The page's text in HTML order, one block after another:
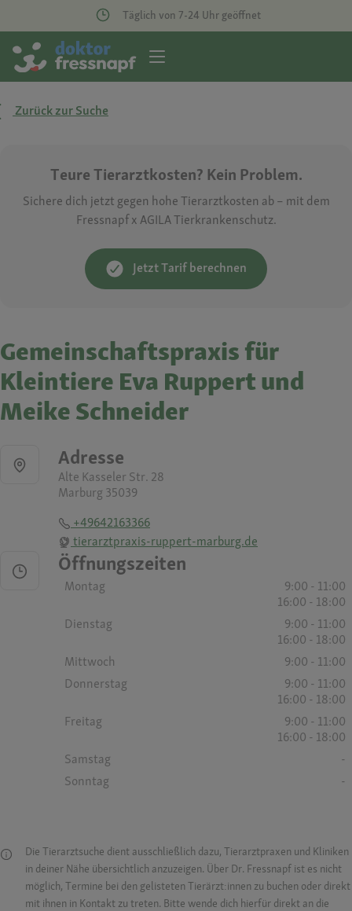
Täglich von 7-24 Uhr geöffnet
Zurück zur Suche
Teure Tierarztkosten? Kein Problem.
Sichere dich jetzt gegen hohe Tierarztkosten ab – mit dem
Fressnapf x AGILA Tierkrankenschutz.
Jetzt Tarif berechnen
Gemeinschaftspraxis für
Kleintiere Eva Ruppert und
Meike Schneider
Adresse
Alte Kasseler Str. 28
Marburg 35039
+49642163366
tierarztpraxis-ruppert-marburg.de
Öffnungszeiten
Montag
9:00 - 11:00
16:00 - 18:00
Dienstag
9:00 - 11:00
16:00 - 18:00
Mittwoch
9:00 - 11:00
Donnerstag
9:00 - 11:00
16:00 - 18:00
Freitag
9:00 - 11:00
16:00 - 18:00
Samstag
-
Sonntag
-
Die Tierarztsuche dient ausschließlich dazu, Tierarztpraxen und Kliniken
in deiner Nähe übersichtlich anzuzeigen. Über Dr. Fressnapf ist es nicht
möglich, Termine bei den gelisteten Tierärzt:innen zu buchen oder direkt
mit ihnen in Kontakt zu treten. Bitte wende dich hierfür direkt an die